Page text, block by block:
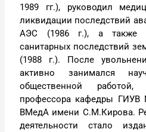
1989 гг.), руководил
ликвидации последствий
АЭС (1986 г.), а также
санитарных последствий
(1988 г.). После
активно занимался
общественной
профессора кафедры
ВМедА имени С.М.Кирова.
деятельности стало